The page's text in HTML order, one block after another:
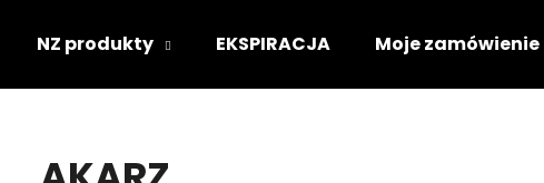
NZ produkty EKSPIRACJA Moje zamówienie